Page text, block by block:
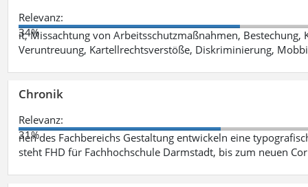
Relevanz:
34%
it, Missachtung von Arbeitsschutzmaßnahmen,
Veruntreuung, Kartellrechtsverstöße, Diskriminierung,
Chronik
Relevanz:
31%
nen des Fachbereichs Gestaltung entwickeln eine
steht FHD für Fachhochschule Darmstadt, bis zum neuen